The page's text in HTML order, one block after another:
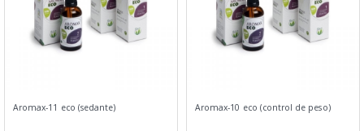
Aromax-11 eco (sedante) Aromax-10 eco (control de peso)